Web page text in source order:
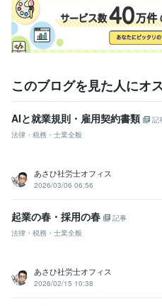
あさひ社労士オフィス 2014年8月
セブンイレブン前橋元総社町北店
資格・検定
社会福祉士 取得年 : 2002年
その他ツール
就業規則の作成:11年
得意分野
コンサルティング・士業
書など、雇用関係書類の作成
書類・契約書作成 人事・労務
ビジネス代行
雇用契約書
このブログを見た人にオ
AIと就業規則・雇用契約書類
記
法律・税務・士業全般
あさひ社労士オフィス
2026/03/06 06:56
起業の春・採用の春
記事
法律・税務・士業全般
あさひ社労士オフィス
2026/02/15 10:38